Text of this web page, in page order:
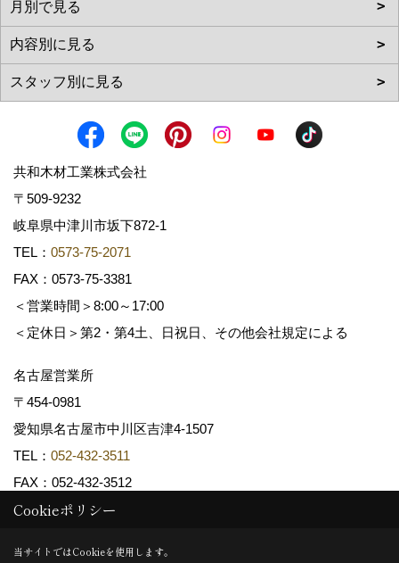
共和木材工業株式会社
〒509-9232
岐阜県中津川市坂下872‐1
TEL： 0573-75-2071
FAX：0573-75-3381
＜営業時間＞8:00～17:00
＜定休日＞第2・第4土、日祝日、その他会社規定による
名古屋営業所
〒454-0981
愛知県名古屋市中川区吉津4-1507
TEL： 052-432-3511
FAX：052-432-3512
Copyright (c) 共和木材工業株式会社. All Rights Reserved.
Cookieポリシー
当サイトではCookieを使用します。